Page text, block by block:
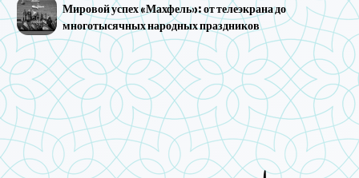
Мировой успех «Махфель»: от телеэкрана до
многотысячных народных праздников